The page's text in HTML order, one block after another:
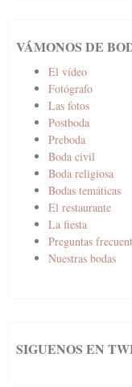
VÁMONOS DE
El vídeo
Fotógrafo
Las fotos
Postboda
Preboda
Boda civil
Boda religiosa
Bodas temáticas
El restaurante
La fiesta
Preguntas
Nuestras bodas
SIGUENOS EN